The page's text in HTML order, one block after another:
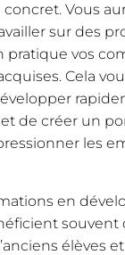
concret. Vous
sur des
pratique vos
Cela
de créer un
les
en
souvent
élèves